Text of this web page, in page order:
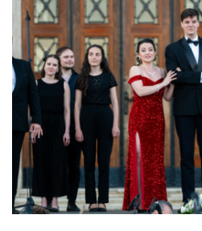
szakmai és kulturális
különleges gálakoncerttel
jubileumi